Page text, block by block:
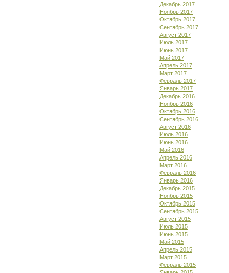
Декабрь 2017
Ноябрь 2017
Октябрь 2017
Сентябрь 2017
Август 2017
Июль 2017
Июнь 2017
Май 2017
Апрель 2017
Март 2017
Февраль 2017
Январь 2017
Декабрь 2016
Ноябрь 2016
Октябрь 2016
Сентябрь 2016
Август 2016
Июль 2016
Июнь 2016
Май 2016
Апрель 2016
Март 2016
Февраль 2016
Январь 2016
Декабрь 2015
Ноябрь 2015
Октябрь 2015
Сентябрь 2015
Август 2015
Июль 2015
Июнь 2015
Май 2015
Апрель 2015
Март 2015
Февраль 2015